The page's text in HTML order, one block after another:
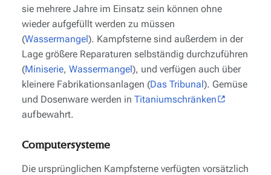
sie mehrere Jahre im Einsatz sein können ohne
wieder aufgefüllt werden zu müssen
(Wassermangel). Kampfsterne sind außerdem in der
Lage größere Reparaturen selbständig durchzuführen
(Miniserie, Wassermangel), und verfügen auch über
kleinere Fabrikationsanlagen (Das Tribunal). Gemüse
und Dosenware werden in Titaniumschränken
aufbewahrt.
Computersysteme
Die ursprünglichen Kampfsterne verfügten vorsätzlich